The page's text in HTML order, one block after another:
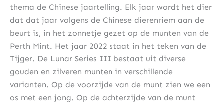
thema de Chinese jaartelling. Elk jaar wordt het dier
dat dat jaar volgens de Chinese dierenriem aan de
beurt is, in het zonnetje gezet op de munten van de
Perth Mint. Het jaar 2022 staat in het teken van de
Tijger. De Lunar Series III bestaat uit diverse
gouden en zilveren munten in verschillende
varianten. Op de voorzijde van de munt zien we een
os met een jong. Op de achterzijde van de munt